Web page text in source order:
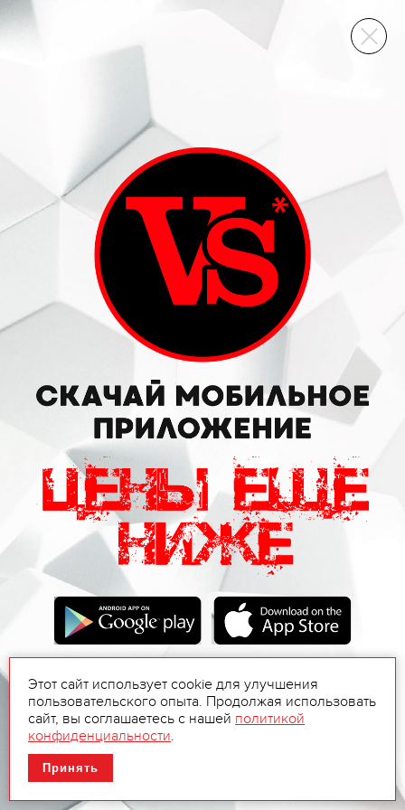
ВИННЫЙ СКЛАД
Этот сайт использует cookie для улучшения
пользовательского опыта. Продолжая использовать
сайт, вы соглашаетесь с нашей политикой
конфиденциальности.
Принять